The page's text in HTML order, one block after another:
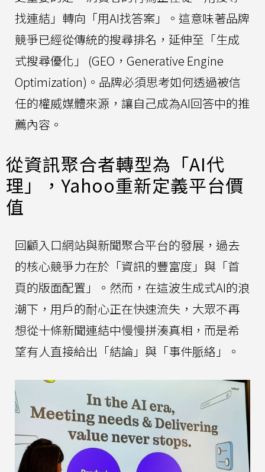
找連結」轉向「用AI找答案」。這意味著品牌
競爭已經從傳統的搜尋排名，延伸至「生成
式搜尋優化」 (GEO，Generative Engine
Optimization)。品牌必須思考如何透過被信
任的權威媒體來源，讓自己成為AI回答中的推
薦內容。
從資訊聚合者轉型為「AI代
理」，Yahoo重新定義平台價
值
回顧入口網站與新聞聚合平台的發展，過去
的核心競爭力在於「資訊的豐富度」與「首
頁的版面配置」。然而，在這波生成式AI的浪
潮下，用戶的耐心正在快速流失，大眾不再
想從十條新聞連結中慢慢拼湊真相，而是希
望有人直接給出「結論」與「事件脈絡」。